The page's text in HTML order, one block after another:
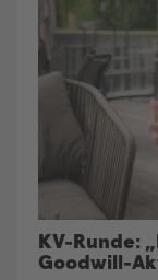
KV-Runde:
Goodwill-